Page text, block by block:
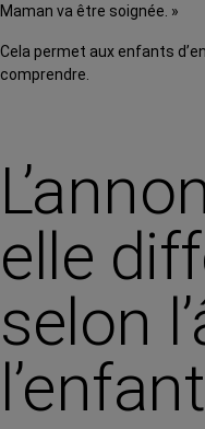
Maman va être soignée. »
Cela permet aux enfants
comprendre.
elle
selon